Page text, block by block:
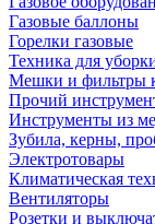
Газовые баллоны
Горелки газовые
Техника для
Мешки и фильтры
Прочий
Инструменты из
Зубила, керны,
Электротовары
Климатическая
Вентиляторы
Розетки и